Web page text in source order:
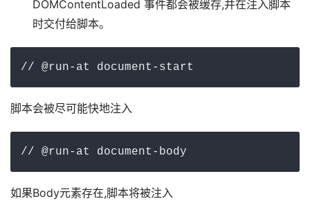
DOMContentLoaded 事件都会被缓存,并在注入脚本
时交付给脚本。
// @run-at document-start
脚本会被尽可能快地注入
// @run-at document-body
如果Body元素存在,脚本将被注入